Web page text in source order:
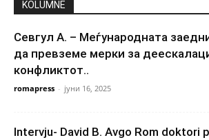
KOLUMNE
Севгул А. – Меѓународната
да превземе мерки за
конфликтот..
romapress - јуни 16, 2025
Intervju- David B. Avgo Rom doktori